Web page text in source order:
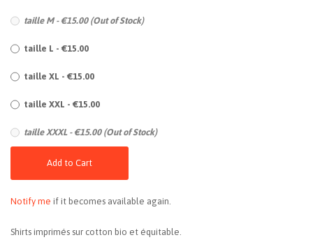
taille M - €15.00 (Out of Stock)
taille L - €15.00
taille XL - €15.00
taille XXL - €15.00
taille XXXL - €15.00 (Out of Stock)
Add to Cart
Notify me if it becomes available again.
Shirts imprimés sur cotton bio et équitable.